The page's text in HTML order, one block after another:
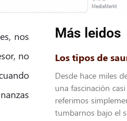
nos
no
Más leidos
Los tipos de
Desde hace miles
una fascinación
referimos
tumbarnos bajo el